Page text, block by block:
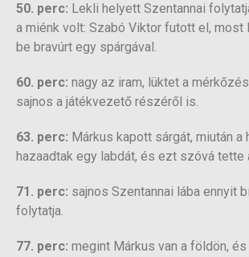
50. perc: Lekli helyett Szentannai
a miénk volt: Szabó Viktor futott el, most
be bravúrt egy spárgával.
60. perc: nagy az iram, lüktet a
sajnos a játékvezető részéről is.
63. perc: Márkus kapott sárgát, miután a
hazaadtak egy labdát, és ezt szóvá tette
71. perc: sajnos Szentannai lába ennyit
folytatja.
77. perc: megint Márkus van a földön,